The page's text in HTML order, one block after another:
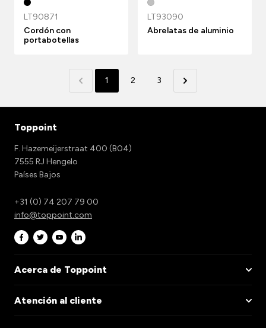
LT90871
Cordón con
portabotellas
LT93090
Abrelatas de aluminio
1 2 3
Toppoint
F. Hazemeijerstraat 400 (B04)
7555 RJ Hengelo
Países Bajos
+31 (0) 74 207 79 00
info@toppoint.com
Acerca de Toppoint
Atención al cliente